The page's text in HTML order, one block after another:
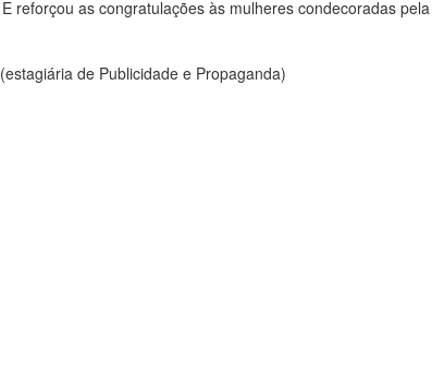
reforçou as congratulações às mulheres condecoradas
de Publicidade e Propaganda)